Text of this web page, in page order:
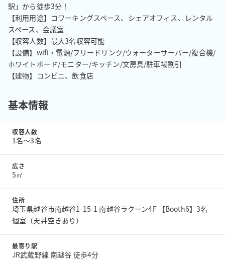
駅」から徒歩3分！
【利用用途】コワーキングスペース、シェアオフィス、レンタル
スペース、会議室
【収容人数】最大3名収容可能
【設備】wifi・電源/フリードリンク/ウォーターサーバー/複合機/
ホワイトボード/モニター/キッチン/文房具/駐車場割引
【建物】コンビニ、飲食店
基本情報
収容人数
1名〜3名
広さ
5㎡
住所
埼玉県越谷市南越谷1-15-1 南越谷ラクーン4F 【Booth6】3名
個室（天井空きあり）
最寄り駅
JR武蔵野線 南越谷 徒歩4分